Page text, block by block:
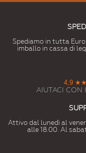
Spediamo in tutta
imballo in cassa di
4,9
AIUTACI CON
Attivo dal lunedì al
alle 18.00. Al